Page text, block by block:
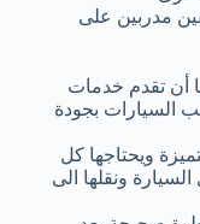
مدربين على
أن تقدم خدمات
السيارات بجودة
ويحتاجها كل
ونقلها الى